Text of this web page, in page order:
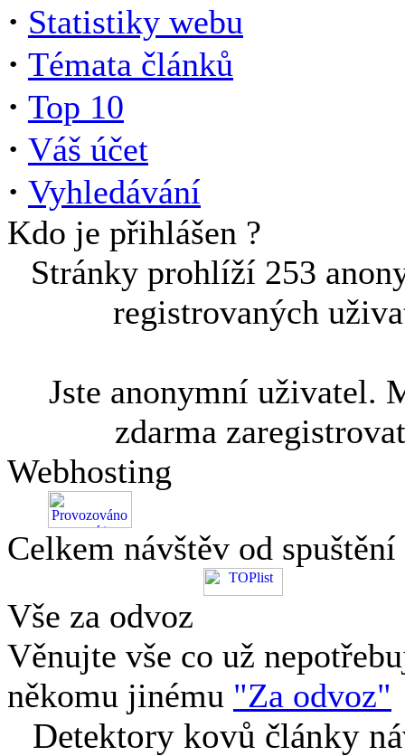
· Statistiky webu
· Témata článků
· Top 10
· Váš účet
· Vyhledávání
Kdo je přihlášen ?
Stránky prohlíží 253
registrovaných
Jste anonymní uživatel.
zdarma
Webhosting
Celkem návštěv od
Vše za odvoz
Věnujte vše co už
někomu jinému "Za odvoz"
Detektory kovů články